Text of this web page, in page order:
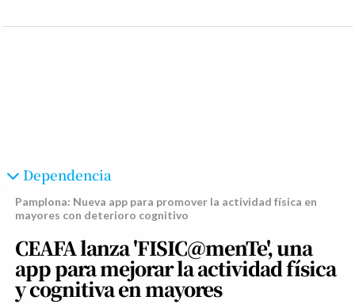
Dependencia
Pamplona: Nueva app para promover la actividad física en
mayores con deterioro cognitivo
CEAFA lanza 'FISIC@menTe', una
app para mejorar la actividad física
y cognitiva en mayores